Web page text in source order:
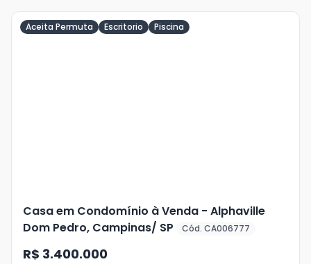
Aceita Permuta Escritorio Piscina
Casa em Condomínio à Venda - Alphaville
Dom Pedro, Campinas/ SP
Cód. CA006777
R$ 3.400.000